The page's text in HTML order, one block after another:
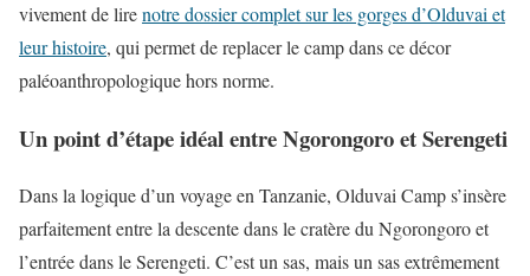
vivement de lirenotre dossier complet sur les gorges d’Olduvai et
leur histoire, qui permet de replacer le camp dans ce décor
paléoanthropologique hors norme.
Un point d’étape idéal entre Ngorongoro et Serengeti
Dans la logique d’un voyage en Tanzanie, Olduvai Camp s’insère
parfaitement entre la descente dans le cratère du Ngorongoro et
l’entrée dans le Serengeti. C’est un sas, mais un sas extrêmement